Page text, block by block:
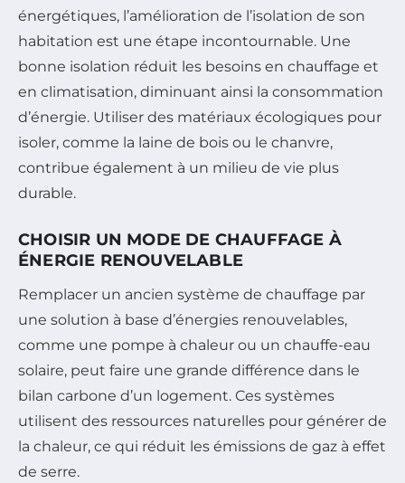
énergétiques, l’amélioration de l’isolation de son
habitation est une étape incontournable. Une
bonne isolation réduit les besoins en chauffage et
en climatisation, diminuant ainsi la consommation
d’énergie. Utiliser des matériaux écologiques pour
isoler, comme la laine de bois ou le chanvre,
contribue également à un milieu de vie plus
durable.
CHOISIR UN MODE DE CHAUFFAGE À
ÉNERGIE RENOUVELABLE
Remplacer un ancien système de chauffage par
une solution à base d’énergies renouvelables,
comme une pompe à chaleur ou un chauffe-eau
solaire, peut faire une grande différence dans le
bilan carbone d’un logement. Ces systèmes
utilisent des ressources naturelles pour générer de
la chaleur, ce qui réduit les émissions de gaz à effet
de serre.